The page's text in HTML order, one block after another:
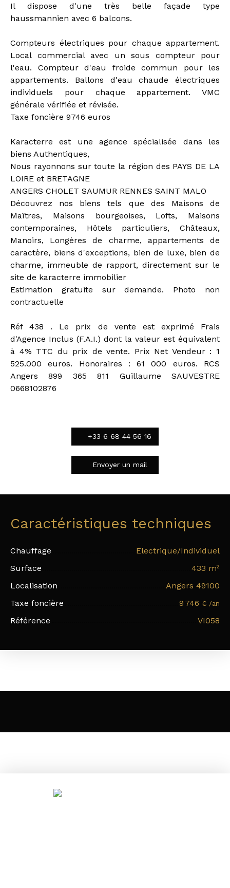
Il dispose d'une très belle façade type
haussmannien avec 6 balcons.
Compteurs électriques pour chaque appartement.
Local commercial avec un sous compteur pour
l'eau. Compteur d'eau froide commun pour les
appartements. Ballons d'eau chaude électriques
individuels pour chaque appartement. VMC
générale vérifiée et révisée.
Taxe foncière 9746 euros
Karacterre est une agence spécialisée dans les
biens Authentiques,
Nous rayonnons sur toute la région des PAYS DE LA
LOIRE et BRETAGNE
ANGERS CHOLET SAUMUR RENNES SAINT MALO
Découvrez nos biens tels que des Maisons de
Maîtres, Maisons bourgeoises, Lofts, Maisons
contemporaines, Hôtels particuliers, Châteaux,
Manoirs, Longères de charme, appartements de
caractère, biens d'exceptions, bien de luxe, bien de
charme, immeuble de rapport, directement sur le
site de karacterre immobilier
Estimation gratuite sur demande. Photo non
contractuelle
Réf 438 . Le prix de vente est exprimé Frais
d'Agence Inclus (F.A.I.) dont la valeur est équivalent
à 4% TTC du prix de vente. Prix Net Vendeur : 1
525.000 euros. Honoraires : 61 000 euros. RCS
Angers 899 365 811 Guillaume SAUVESTRE
0668102876
+33 6 68 44 56 16
Envoyer un mail
Caractéristiques techniques
Chauffage
Electrique/Individuel
Surface
433 m²
Localisation
Angers 49100
Taxe foncière
9 746 € /an
Référence VI058